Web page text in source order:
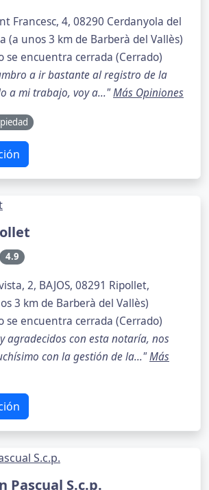
Francesc, 4, 08290 Cerdanyola del
(a unos 3 km de Barberà del Vallès)
se encuentra cerrada (Cerrado)
a ir bastante al registro de la
a mi trabajo, voy a..."Más Opiniones
4.9
2, BAJOS, 08291 Ripollet,
3 km de Barberà del Vallès)
se encuentra cerrada (Cerrado)
agradecidos con esta notaría, nos
con la gestión de la..."Más
Pascual S.c.p.